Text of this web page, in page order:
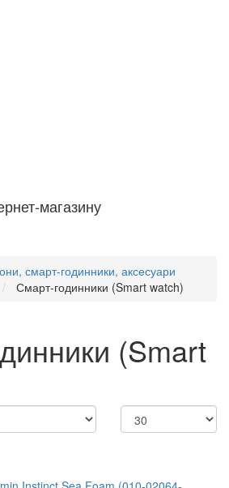
магазину
смарт-годинники, аксесуари
Смарт-годинники (Smart watch)
(Smart